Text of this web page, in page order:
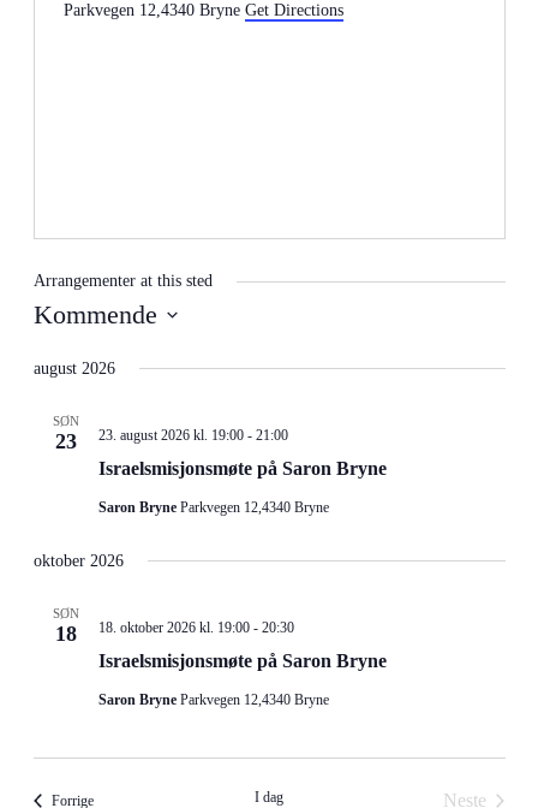
Parkvegen 12,4340 Bryne Get Directions
Arrangementer at this sted
Kommende
dato.
august 2026
SØN
23
Israelsmisjonsmøte på Saron Bryne
23. august 2026 kl. 19:00- 21:00
Saron Bryne Parkvegen 12,4340 Bryne
oktober 2026
SØN
18
Israelsmisjonsmøte på Saron Bryne
18. oktober 2026 kl. 19:00- 20:30
Saron Bryne Parkvegen 12,4340 Bryne
ForrigeArrangementer I dag
Neste